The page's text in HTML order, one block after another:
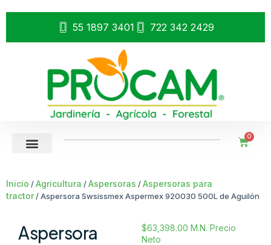
55 1897 3401 722 342 2429
0
Inicio /Agricultura /Aspersoras /Aspersoras para
tractor/ Aspersora Swsissmex Aspermex 920030 500L de Aguilón
Aspersora
$63,398.00 M.N. Precio
Neto